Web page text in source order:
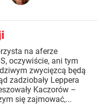
na aferze
oczywiście, ani tym
zwycięzcą będą
zadziobały Leppera
Kaczorów –
się zajmować,...